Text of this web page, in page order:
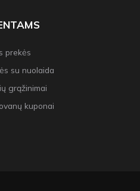
prekės
su nuolaida
grąžinimai
kuponai